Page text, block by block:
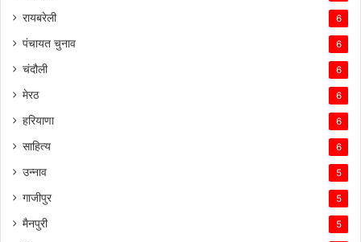
रायबरेली 6
पंचायत चुनाव 6
चंदौली 6
मेरठ 6
हरियाणा 6
साहित्य 6
उन्नाव 5
गाजीपुर 5
मैनपुरी 5